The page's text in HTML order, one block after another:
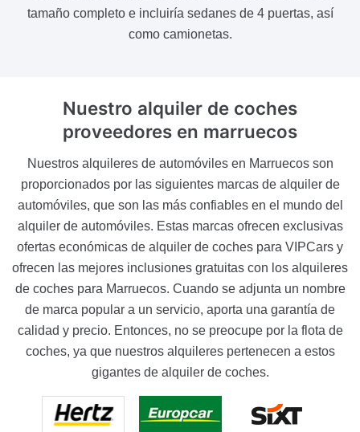
tamaño completo e incluiría sedanes de 4 puertas, así
como camionetas.
Nuestro alquiler de coches
proveedores en marruecos
Nuestros alquileres de automóviles en Marruecos son
proporcionados por las siguientes marcas de alquiler de
automóviles, que son las más confiables en el mundo del
alquiler de automóviles. Estas marcas ofrecen exclusivas
ofertas económicas de alquiler de coches para VIPCars y
ofrecen las mejores inclusiones gratuitas con los alquileres
de coches para Marruecos. Cuando se adjunta un nombre
de marca popular a un servicio, aporta una garantía de
calidad y precio. Entonces, no se preocupe por la flota de
coches, ya que nuestros alquileres pertenecen a estos
gigantes de alquiler de coches.